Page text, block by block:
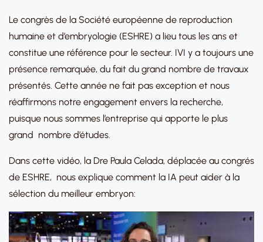
Le congrès de la Société européenne de reproduction
humaine et d’embryologie (ESHRE) a lieu tous les ans et
constitue une référence pour le secteur. IVI y a toujours une
présence remarquée, du fait du grand nombre de travaux
présentés. Cette année ne fait pas exception et nous
réaffirmons notre engagement envers la recherche,
puisque nous sommes l’entreprise qui apporte le plus
grand nombre d’études.
Dans cette vidéo, la Dre Paula Celada, déplacée au congrés
de ESHRE, nous explique comment la IA peut aider à la
sélection du meilleur embryon: